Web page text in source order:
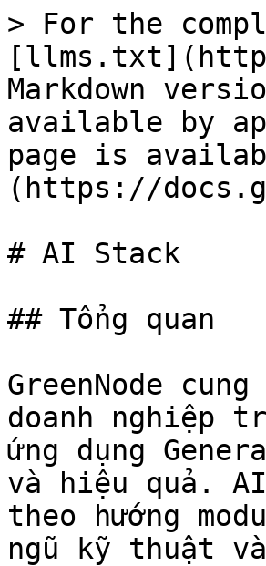
> For the
Markdown
available by
page is
(https://
# AI Stack
## Tổng quan
GreenNode
doanh nghiệp
ứng dụng
và hiệu quả.
theo hướng
ngũ kỹ thuật